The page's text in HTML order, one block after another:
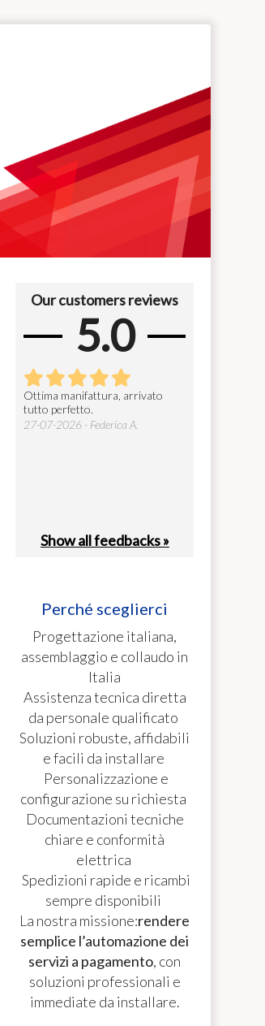
Our customers reviews
5.0
Ottima manifattura, arrivato
tutto perfetto.
27-07-2026 - Federica A.
Show all feedbacks »
Perché sceglierci
Progettazione italiana,
assemblaggio e collaudo in
Italia
Assistenza tecnica diretta
da personale qualificato
Soluzioni robuste, affidabili
e facili da installare
Personalizzazione e
configurazione su richiesta
Documentazioni tecniche
chiare e conformità
elettrica
Spedizioni rapide e ricambi
sempre disponibili
La nostra missione:rendere
semplice l’automazione dei
servizi a pagamento, con
soluzioni professionali e
immediate da installare.